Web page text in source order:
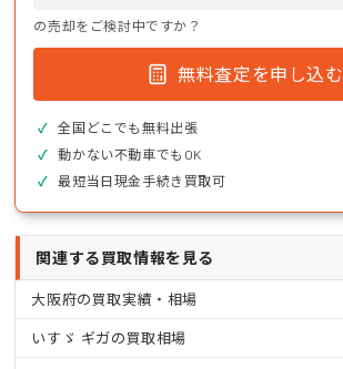
の売却をご検討中ですか？
無料査定を申し込む
全国どこでも無料出張
動かない不動車でもOK
最短当日現金手続き買取可
関連する買取情報を見る
大阪府の買取実績・相場
いすゞ ギガの買取相場